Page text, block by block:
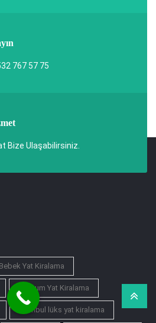
767 57 75
Bize Ulaşabilirsiniz.
Bebek Yat Kiralama
Bodrum Yat Kiralama
istanbul lüks yat kiralama